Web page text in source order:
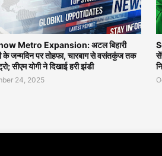
Metro Expansion: अटल बिहारी
के जन्मदिन पर तोहफा, चारबाग से वसंतकुंज तक
सीएम योगी ने दिखाई हरी झंडी
24, 2025